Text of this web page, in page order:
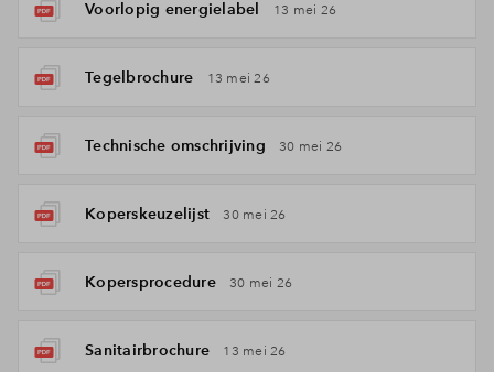
Voorlopig energielabel 13 mei 26
Tegelbrochure 13 mei 26
Technische omschrijving 30 mei 26
Koperskeuzelijst 30 mei 26
Kopersprocedure 30 mei 26
Sanitairbrochure 13 mei 26